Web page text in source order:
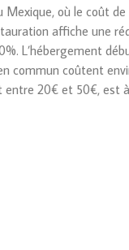
où le coût de
affiche une
L’hébergement
commun coûtent
20€ et 50€, est